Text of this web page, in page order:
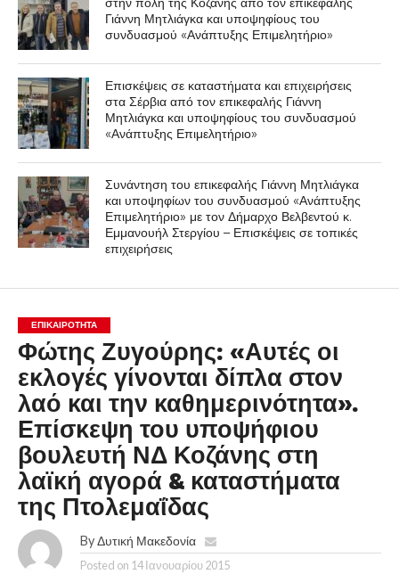
Γιάννη Μητλιάγκα και υποψηφίους του
συνδυασμού «Ανάπτυξης Επιμελητήριο»
Επισκέψεις σε καταστήματα και επιχειρήσεις
στα Σέρβια από τον επικεφαλής Γιάννη
Μητλιάγκα και υποψηφίους του συνδυασμού
«Ανάπτυξης Επιμελητήριο»
Συνάντηση του επικεφαλής Γιάννη Μητλιάγκα
και υποψηφίων του συνδυασμού «Ανάπτυξης
Επιμελητήριο» με τον Δήμαρχο Βελβεντού κ.
Εμμανουήλ Στεργίου – Επισκέψεις σε τοπικές
επιχειρήσεις
ΕΠΙΚΑΙΡΟΤΗΤΑ
Φώτης Ζυγούρης: «Αυτές οι
εκλογές γίνονται δίπλα στον
λαό και την καθημερινότητα».
Επίσκεψη του υποψήφιου
βουλευτή ΝΔ Κοζάνης στη
λαϊκή αγορά & καταστήματα
της Πτολεμαΐδας
By Δυτική Μακεδονία
Posted on 14 Ιανουαρίου 2015